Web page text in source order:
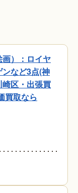
）：ロイヤ
など3点(神
区・出張買
買取なら